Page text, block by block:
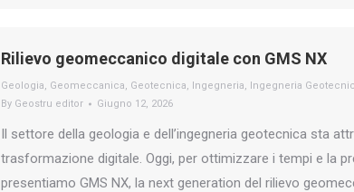
Rilievo geomeccanico digitale con GMS NX
Geologia, Geomeccanica, Geotecnica, Ingegneria, Ingegneria
By Geostru editor Giugno 12, 2026
Il settore della geologia e dell’ingegneria geotecnica sta
trasformazione digitale. Oggi, per ottimizzare i tempi e la
presentiamo GMS NX, la next generation del rilievo